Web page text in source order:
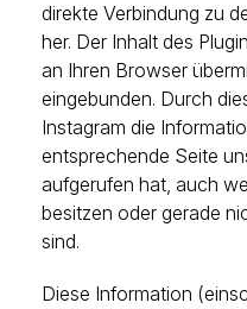
direkte Verbindung zu
her. Der Inhalt des
an Ihren Browser
eingebunden. Durch
Instagram die
entsprechende Seite
aufgerufen hat, auch
besitzen oder gerade
sind.
Diese Information